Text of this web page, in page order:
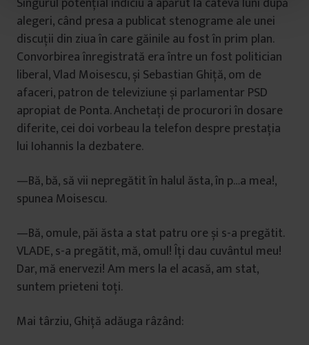
alegeri, când presa a publicat stenograme ale unei
discuții din ziua în care găinile au fost în prim plan.
Convorbirea înregistrată era între un fost politician
liberal, Vlad Moisescu, și Sebastian Ghiță, om de
afaceri, patron de televiziune și parlamentar PSD
apropiat de Ponta. Anchetați de procurori în dosare
diferite, cei doi vorbeau la telefon despre prestația
lui Iohannis la dezbatere.
—Bă, bă, să vii nepregătit în halul ăsta, în p…a mea!,
spunea Moisescu.
—Bă, omule, păi ăsta a stat patru ore și s-a pregătit.
VLADE, s-a pregătit, mă, omul! Îți dau cuvântul meu!
Dar, mă enervezi! Am mers la el acasă, am stat,
suntem prieteni toți.
Mai târziu, Ghiță adăuga râzând: